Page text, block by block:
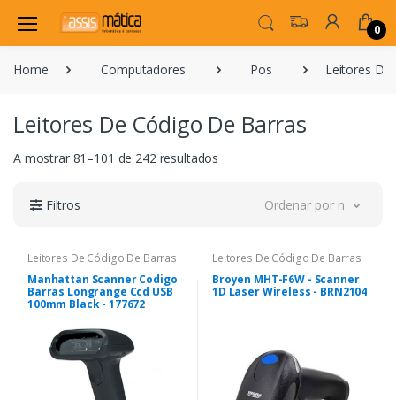
0
Home Computadores Pos Leitores De
Leitores De Código De Barras
A mostrar 81–101 de 242 resultados
Filtros Ordenar por novidade
Leitores De Código De Barras
Manhattan Scanner Codigo
Barras Longrange Ccd USB
100mm Black - 177672
Leitores De Código De Barras
Broyen MHT-F6W - Scanner
1D Laser Wireless - BRN2104